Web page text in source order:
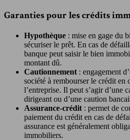
Garanties pour les crédits
Hypothèque : mise en gage du
sécuriser le prêt. En cas de
banque peut saisir le bien
montant dû.
Cautionnement : engagement
société à rembourser le crédit en
l’entreprise. Il peut s’agir d’une
dirigeant ou d’une caution
Assurance-crédit : permet de
paiement du crédit en cas de
assurance est généralement
immobiliers.